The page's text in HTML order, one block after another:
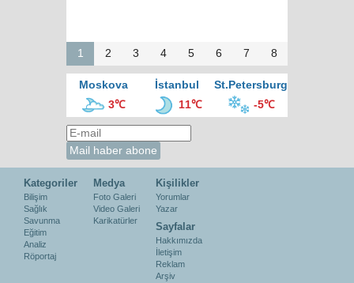
1 2 3 4 5 6 7 8
Moskova İstanbul
St.Petersburg
3℃
11℃ -5℃
Kategoriler
Bilişim
Sağlık
Savunma
Eğitim
Analiz
Röportaj
Medya
Foto Galeri
Video Galeri
Karikatürler
Kişilikler
Yorumlar
Yazar
Sayfalar
Hakkımızda
İletişim
Reklam
Arşiv